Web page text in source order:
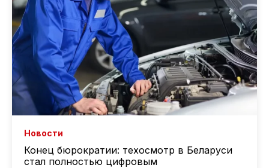
Новости
Конец бюрократии: техосмотр в Беларуси
стал полностью цифровым